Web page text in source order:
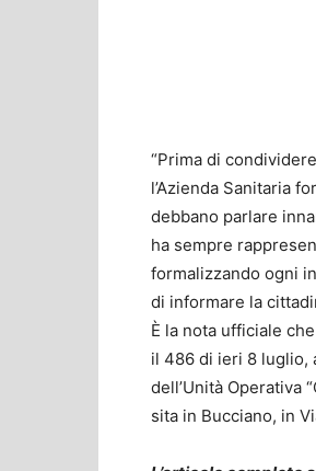
“Prima di
l’Azienda Sanitaria
debbano parlare
ha sempre
formalizzando ogni
di informare la
È la nota ufficiale
il 486 di ieri 8 luglio,
dell’Unità Operativa
sita in Bucciano, in